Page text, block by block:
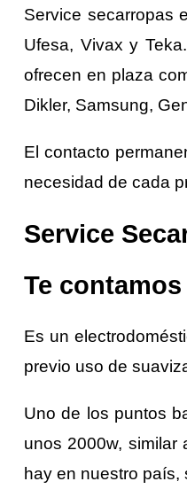
Service secarropas
Ufesa, Vivax y
ofrecen en plaza
Dikler, Samsung,
El contacto
necesidad de cada
Service
Te
Es un
previo uso de
Uno de los puntos
unos 2000w, similar
hay en nuestro país,